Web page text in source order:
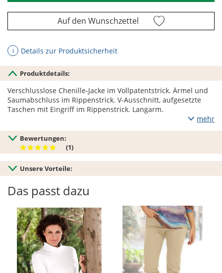
Auf den Wunschzettel
ℹ Details zur Produktsicherheit
Produktdetails:
Verschlusslose Chenille-Jacke im Vollpatentstrick. Ärmel und
Saumabschluss im Rippenstrick. V-Ausschnitt, aufgesetzte
Taschen mit Eingriff im Rippenstrick. Langarm.
mehr
Bewertungen:
(1)
Unsere Vorteile:
Das passt dazu